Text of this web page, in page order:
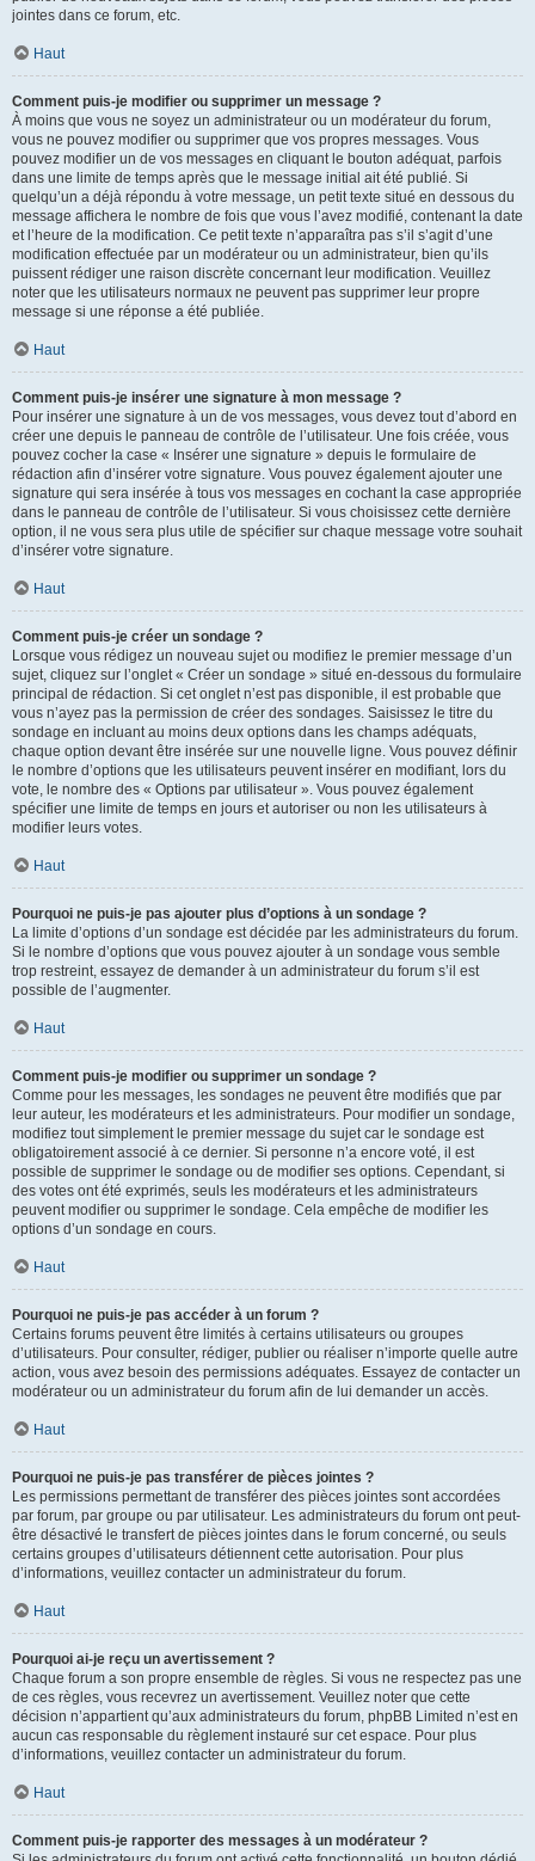
jointes dans ce forum, etc.
Haut
Comment puis-je modifier ou supprimer un message ?
À moins que vous ne soyez un administrateur ou un modérateur du forum,
vous ne pouvez modifier ou supprimer que vos propres messages. Vous
pouvez modifier un de vos messages en cliquant le bouton adéquat, parfois
dans une limite de temps après que le message initial ait été publié. Si
quelqu’un a déjà répondu à votre message, un petit texte situé en dessous du
message affichera le nombre de fois que vous l’avez modifié, contenant la date
et l’heure de la modification. Ce petit texte n’apparaîtra pas s’il s’agit d’une
modification effectuée par un modérateur ou un administrateur, bien qu’ils
puissent rédiger une raison discrète concernant leur modification. Veuillez
noter que les utilisateurs normaux ne peuvent pas supprimer leur propre
message si une réponse a été publiée.
Haut
Comment puis-je insérer une signature à mon message ?
Pour insérer une signature à un de vos messages, vous devez tout d’abord en
créer une depuis le panneau de contrôle de l’utilisateur. Une fois créée, vous
pouvez cocher la case « Insérer une signature » depuis le formulaire de
rédaction afin d’insérer votre signature. Vous pouvez également ajouter une
signature qui sera insérée à tous vos messages en cochant la case appropriée
dans le panneau de contrôle de l’utilisateur. Si vous choisissez cette dernière
option, il ne vous sera plus utile de spécifier sur chaque message votre souhait
d’insérer votre signature.
Haut
Comment puis-je créer un sondage ?
Lorsque vous rédigez un nouveau sujet ou modifiez le premier message d’un
sujet, cliquez sur l’onglet « Créer un sondage » situé en-dessous du formulaire
principal de rédaction. Si cet onglet n’est pas disponible, il est probable que
vous n’ayez pas la permission de créer des sondages. Saisissez le titre du
sondage en incluant au moins deux options dans les champs adéquats,
chaque option devant être insérée sur une nouvelle ligne. Vous pouvez définir
le nombre d’options que les utilisateurs peuvent insérer en modifiant, lors du
vote, le nombre des « Options par utilisateur ». Vous pouvez également
spécifier une limite de temps en jours et autoriser ou non les utilisateurs à
modifier leurs votes.
Haut
Pourquoi ne puis-je pas ajouter plus d’options à un sondage ?
La limite d’options d’un sondage est décidée par les administrateurs du forum.
Si le nombre d’options que vous pouvez ajouter à un sondage vous semble
trop restreint, essayez de demander à un administrateur du forum s’il est
possible de l’augmenter.
Haut
Comment puis-je modifier ou supprimer un sondage ?
Comme pour les messages, les sondages ne peuvent être modifiés que par
leur auteur, les modérateurs et les administrateurs. Pour modifier un sondage,
modifiez tout simplement le premier message du sujet car le sondage est
obligatoirement associé à ce dernier. Si personne n’a encore voté, il est
possible de supprimer le sondage ou de modifier ses options. Cependant, si
des votes ont été exprimés, seuls les modérateurs et les administrateurs
peuvent modifier ou supprimer le sondage. Cela empêche de modifier les
options d’un sondage en cours.
Haut
Pourquoi ne puis-je pas accéder à un forum ?
Certains forums peuvent être limités à certains utilisateurs ou groupes
d’utilisateurs. Pour consulter, rédiger, publier ou réaliser n’importe quelle autre
action, vous avez besoin des permissions adéquates. Essayez de contacter un
modérateur ou un administrateur du forum afin de lui demander un accès.
Haut
Pourquoi ne puis-je pas transférer de pièces jointes ?
Les permissions permettant de transférer des pièces jointes sont accordées
par forum, par groupe ou par utilisateur. Les administrateurs du forum ont peut-
être désactivé le transfert de pièces jointes dans le forum concerné, ou seuls
certains groupes d’utilisateurs détiennent cette autorisation. Pour plus
d’informations, veuillez contacter un administrateur du forum.
Haut
Pourquoi ai-je reçu un avertissement ?
Chaque forum a son propre ensemble de règles. Si vous ne respectez pas une
de ces règles, vous recevrez un avertissement. Veuillez noter que cette
décision n’appartient qu’aux administrateurs du forum, phpBB Limited n’est en
aucun cas responsable du règlement instauré sur cet espace. Pour plus
d’informations, veuillez contacter un administrateur du forum.
Haut
Comment puis-je rapporter des messages à un modérateur ?